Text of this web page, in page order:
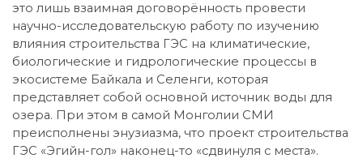
это лишь взаимная договорённость провести
научно-исследовательскую работу по изучению
влияния строительства ГЭС на климатические,
биологические и гидрологические процессы в
экосистеме Байкала и Селенги, которая
представляет собой основной источник воды для
озера. При этом в самой Монголии СМИ
преисполнены энузиазма, что проект строительства
ГЭС «Эгийн-гол» наконец-то «сдвинуля с места».